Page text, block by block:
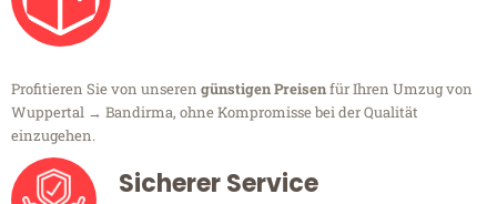
Profitieren Sie von unseren günstigen Preisenfür Ihren Umzug von
Wuppertal → Bandirma, ohne Kompromisse bei der Qualität
einzugehen.
Sicherer Service